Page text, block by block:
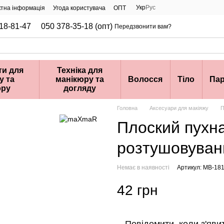
інформація Угода користувача ОПТ УкрРус
81-47 050 378-35-18 (опт) Передзвонити вам?
для
та
Техніка для
манікюру та
догляду
Волосся Тіло
Головна Аксесуари для макіяжу
Плоский
Немає в наявності Артикул: MB-181
42 грн